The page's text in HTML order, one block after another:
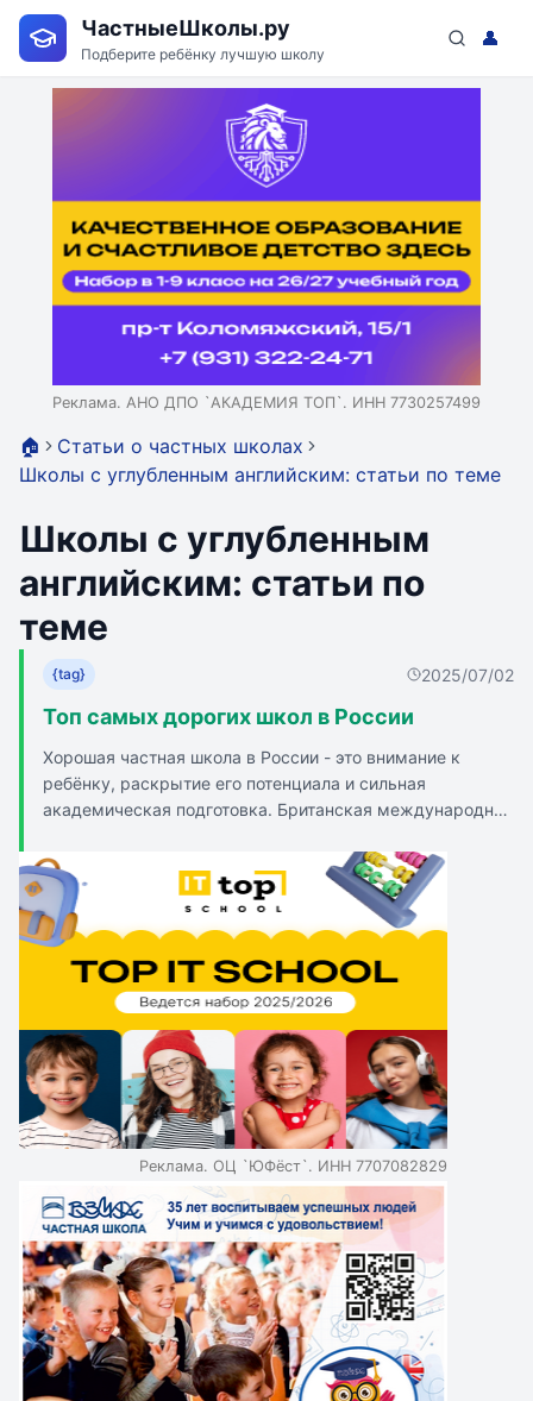
ЧастныеШколы.ру
Подберите ребёнку лучшую школу
👤
Реклама. АНО ДПО `АКАДЕМИЯ ТОП`. ИНН 7730257499
🏠
Статьи о частных школах
Школы с углубленным английским: статьи по теме
Школы с углубленным
английским: статьи по
теме
{tag} 2025/07/02
Топ самых дорогих школ в России
Хорошая частная школа в России - это внимание к
ребёнку, раскрытие его потенциала и сильная
академическая подготовка. Британская международная
международной программам с индивидуальным
планом занятий для детей с недостаточным уровнем
английского. Первая Московская гимназия - это
партнёрство с МГУ им. Ломоносова и Финансовым
университетом при Правительстве РФ, маленькие
классы и преподаватели с высокой квалификацией.
«Президент» - это уникальная программа обучения с
индивидуальным планом для каждого ученика и
возможностью поступления в зарубежные вузы без
дополнительной подготовки. Павловская гимназия - это
комплекс с различными корпусами, мастерскими,
студиями и лабораториями для всестороннего развития
детей. Ломоносовская школа - это индивидуальный
подход, внимание к каждому ученику и углубленное
изучение английского языка. Кембриджская
международная школа (CIS) сочетает кембриджскую и
российскую системы образования, предлагая сильные
возможности для поступления в топовые вузы США и
Европы.
Реклама. ОЦ `ЮФёст`. ИНН 7707082829